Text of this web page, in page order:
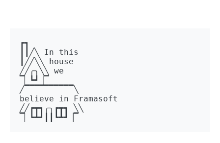
┏┓
┃┃╱╲ In this
┃╱╱╲╲ house
╱╱╭╮╲╲ we
▔▏┗┛▕▔
╱▔▔▔▔▔▔▔▔▔▔╲
believe in Framasoft
╱╱┏┳┓╭╮┏┳┓ ╲╲
▔▏┗┻┛┃┃┗┻┛▕▔